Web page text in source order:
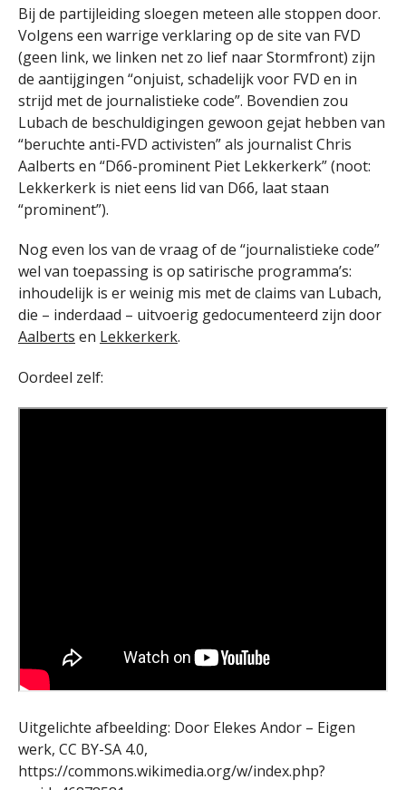
Bij de partijleiding sloegen meteen alle stoppen door.
Volgens een warrige verklaring op de site van FVD
(geen link, we linken net zo lief naar Stormfront) zijn
de aantijgingen “onjuist, schadelijk voor FVD en in
strijd met de journalistieke code”. Bovendien zou
Lubach de beschuldigingen gewoon gejat hebben van
“beruchte anti-FVD activisten” als journalist Chris
Aalberts en “D66-prominent Piet Lekkerkerk” (noot:
Lekkerkerk is niet eens lid van D66, laat staan
“prominent”).
Nog even los van de vraag of de “journalistieke code”
wel van toepassing is op satirische programma’s:
inhoudelijk is er weinig mis met de claims van Lubach,
die – inderdaad – uitvoerig gedocumenteerd zijn door
Aalberts en Lekkerkerk.
Oordeel zelf:
Uitgelichte afbeelding: Door Elekes Andor – Eigen
werk, CC BY-SA 4.0,
https://commons.wikimedia.org/w/index.php?